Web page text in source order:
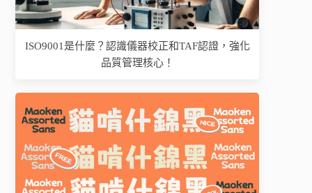
ISO9001是什麼？認識儀器校正和TAF認證，強化
品質管理核心！